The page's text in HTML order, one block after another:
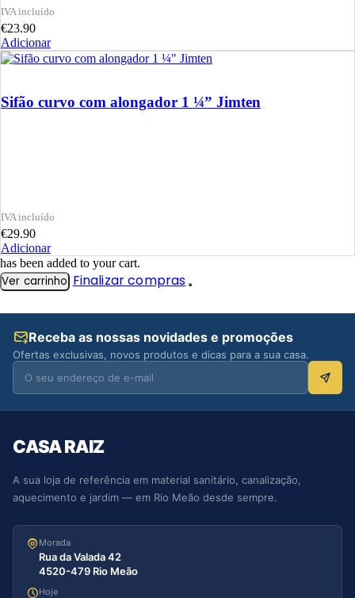
€23.90
Adicionar
Sifão curvo com alongador 1 ¼” Jimten
€29.90
Adicionar
has been added to your cart.
Ver carrinho Finalizar compras
Receba as nossas novidades e promoções
Ofertas exclusivas, novos produtos e dicas para a sua casa.
CASA RAIZ
A sua loja de referência em material sanitário, canalização,
aquecimento e jardim — em Rio Meão desde sempre.
Morada
Rua da Valada 42
4520-479 Rio Meão
Hoje